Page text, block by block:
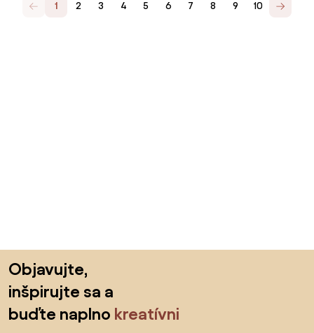
1 2 3 4 5 6 7 8 9 10
Objavujte,
inšpirujte sa a
buďte naplno kreatívni